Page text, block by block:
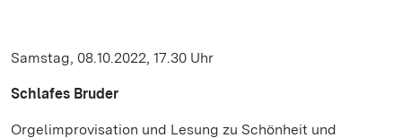
Samstag, 08.10.2022, 17.30 Uhr
Schlafes Bruder
Orgelimprovisation und Lesung zu Schönheit und